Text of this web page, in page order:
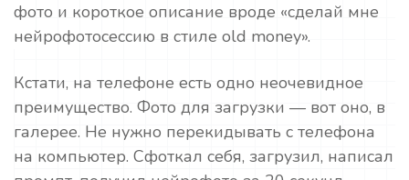
фото и короткое описание вроде «сделай мне
нейрофотосессию в стиле old money».
Кстати, на телефоне есть одно неочевидное
преимущество. Фото для загрузки — вот оно, в
галерее. Не нужно перекидывать с телефона
на компьютер. Сфоткал себя, загрузил, написал